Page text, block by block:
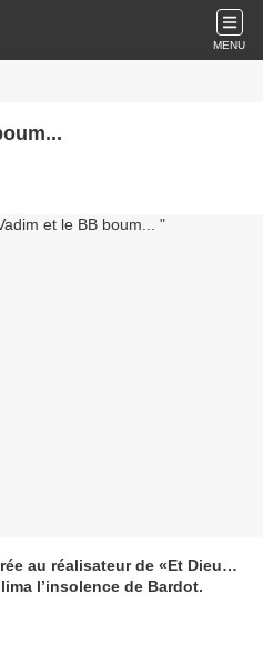
MENU
au réalisateur de «Et Dieu…
l’insolence de Bardot.